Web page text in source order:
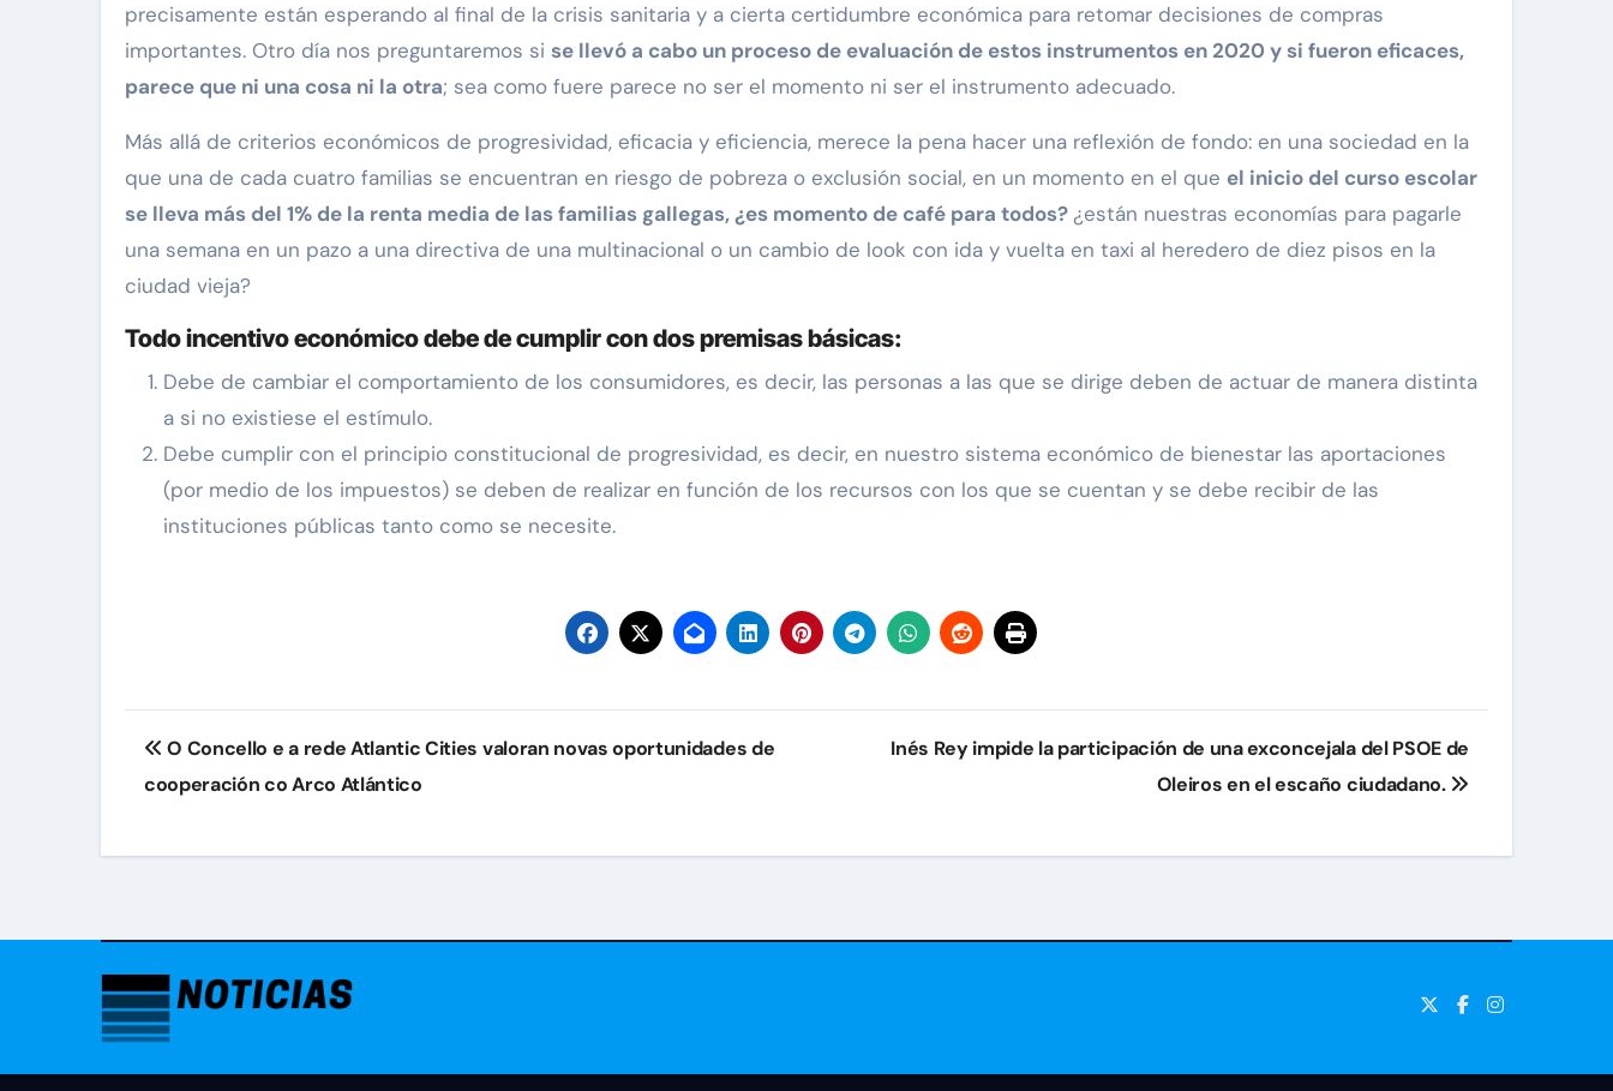
precisamente están esperando al final de la crisis sanitaria y a cierta certidumbre económica para retomar decisiones de compras
importantes. Otro día nos preguntaremos si se llevó a cabo un proceso de evaluación de estos instrumentos en 2020 y si fueron eficaces,
parece que ni una cosa ni la otra; sea como fuere parece no ser el momento ni ser el instrumento adecuado.
Más allá de criterios económicos de progresividad, eficacia y eficiencia, merece la pena hacer una reflexión de fondo: en una sociedad en la
que una de cada cuatro familias se encuentran en riesgo de pobreza o exclusión social, en un momento en el que el inicio del curso escolar
se lleva más del 1% de la renta media de las familias gallegas, ¿es momento de café para todos?¿están nuestras economías para pagarle
una semana en un pazo a una directiva de una multinacional o un cambio de look con ida y vuelta en taxi al heredero de diez pisos en la
ciudad vieja?
Todo incentivo económico debe de cumplir con dos premisas básicas:
Debe de cambiar el comportamiento de los consumidores, es decir, las personas a las que se dirige deben de actuar de manera distinta
a si no existiese el estímulo.
Debe cumplir con el principio constitucional de progresividad, es decir, en nuestro sistema económico de bienestar las aportaciones
(por medio de los impuestos) se deben de realizar en función de los recursos con los que se cuentan y se debe recibir de las
instituciones públicas tanto como se necesite.
Navegación
de
O Concello e a rede Atlantic Cities valoran novas oportunidades de
cooperación co Arco Atlántico
Inés Rey impide la participación de una exconcejala del PSOE ­­de
Oleiros en el escaño ciudadano.